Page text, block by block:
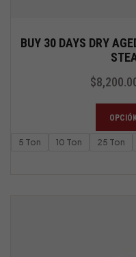
BUY 30 DAYS DRY
$
5 Ton 10 Ton 25 Ton